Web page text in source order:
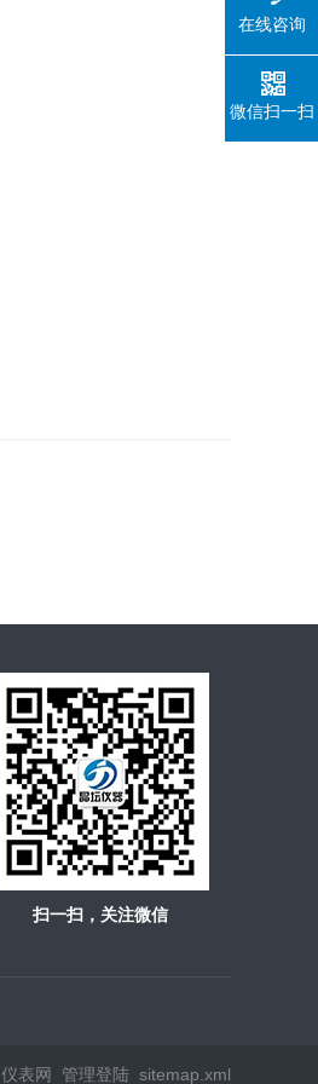
扫一扫，关注微信
仪表网 管理登陆 sitemap.xml
在线咨询
微信扫一扫